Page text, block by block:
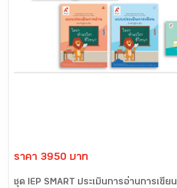
ราคา 3950 บาท
ชุด IEP SMART ประเมินการอ่านการเขียน